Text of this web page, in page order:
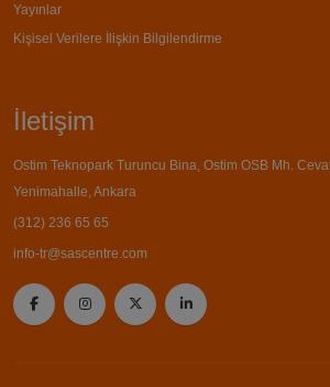
Yayınlar
Kişisel Verilere İlişkin Bilgilendirme
İletişim
Ostim Teknopark Turuncu Bina, Ostim OSB Mh.
Yenimahalle, Ankara
(312) 236 65 65
info-tr@sascentre.com